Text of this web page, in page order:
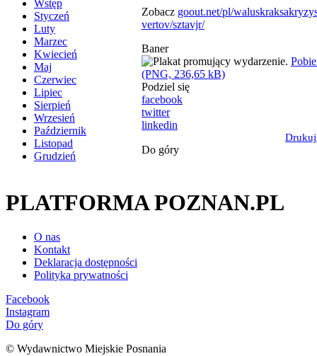
Wstęp
Styczeń
Luty
Marzec
Kwiecień
Maj
Czerwiec
Lipiec
Sierpień
Wrzesień
Październik
Listopad
Grudzień
Zobacz goout.net/pl/
vertov/sztavjr/
Baner
(PNG, 236,65 kB)
Podziel się
facebook
twitter
linkedin
Drukuj
Do góry
PLATFORMA POZNAN.PL
O nas
Kontakt
Deklaracja dostępności
Polityka prywatności
Facebook
Instagram
Do góry
© Wydawnictwo Miejskie Posnania